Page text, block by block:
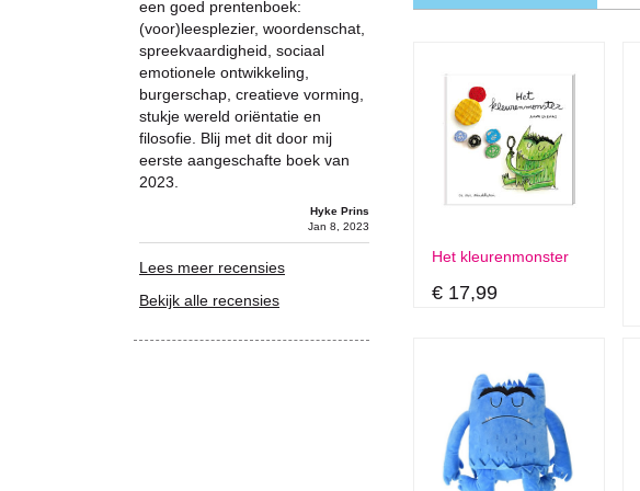
Het kleurenmonster
€ 17,99
een goed prentenboek:
(voor)leesplezier, woordenschat,
spreekvaardigheid, sociaal
emotionele ontwikkeling,
burgerschap, creatieve vorming,
stukje wereld oriëntatie en
filosofie. Blij met dit door mij
eerste aangeschafte boek van
2023.
Hyke Prins
Jan 8, 2023
Lees meer recensies
Bekijk alle recensies